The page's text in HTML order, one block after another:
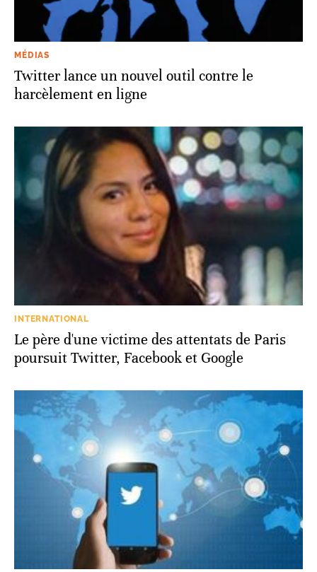
MÉDIAS
Twitter lance un nouvel outil contre le
harcèlement en ligne
INTERNATIONAL
Le père d'une victime des attentats de Paris
poursuit Twitter, Facebook et Google